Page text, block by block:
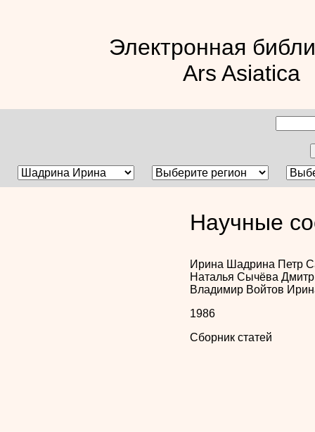
Электронная
Ars Asiatica
Научные
Ирина Шадрина Петр
Наталья Сычёва
Владимир Войтов
1986
Сборник статей